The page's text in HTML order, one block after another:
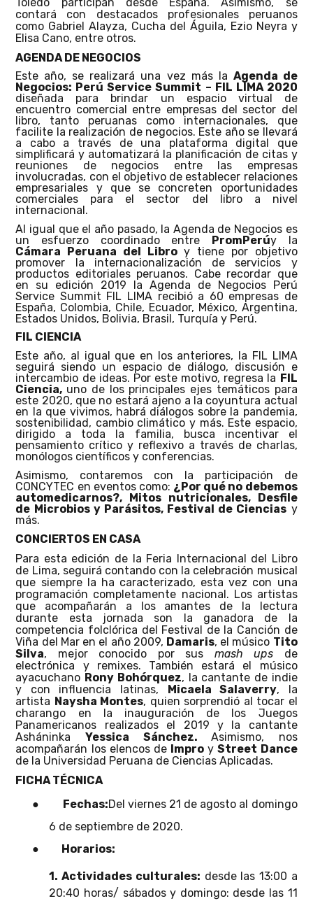
contará con destacados profesionales peruanos
como Gabriel Alayza, Cucha del Águila, Ezio Neyra y
Elisa Cano, entre otros.
AGENDA DE NEGOCIOS
Este año, se realizará una vez más la Agenda de
Negocios: Perú Service Summit – FIL LIMA 2020
diseñada para brindar un espacio virtual de
encuentro comercial entre empresas del sector del
libro, tanto peruanas como internacionales, que
facilite la realización de negocios. Este año se llevará
a cabo a través de una plataforma digital que
simplificará y automatizará la planificación de citas y
reuniones de negocios entre las empresas
involucradas, con el objetivo de establecer relaciones
empresariales y que se concreten oportunidades
comerciales para el sector del libro a nivel
internacional.
Al igual que el año pasado, la Agenda de Negocios es
un esfuerzo coordinado entre PromPerúy la
Cámara Peruana del Libroy tiene por objetivo
promover la internacionalización de servicios y
productos editoriales peruanos. Cabe recordar que
en su edición 2019 la Agenda de Negocios Perú
Service Summit FIL LIMA recibió a 60 empresas de
España, Colombia, Chile, Ecuador, México, Argentina,
Estados Unidos, Bolivia, Brasil, Turquía y Perú.
FIL CIENCIA
Este año, al igual que en los anteriores, la FIL LIMA
seguirá siendo un espacio de diálogo, discusión e
intercambio de ideas. Por este motivo, regresa la FIL
Ciencia, uno de los principales ejes temáticos para
este 2020, que no estará ajeno a la coyuntura actual
en la que vivimos, habrá diálogos sobre la pandemia,
sostenibilidad, cambio climático y más. Este espacio,
dirigido a toda la familia, busca incentivar el
pensamiento crítico y reflexivo a través de charlas,
monólogos científicos y conferencias.
Asimismo, contaremos con la participación de
CONCYTEC en eventos como: ¿Por qué no debemos
automedicarnos?, Mitos nutricionales, Desfile
de Microbios y Parásitos, Festival de Ciencias y
más.
CONCIERTOS EN CASA
Para esta edición de la Feria Internacional del Libro
de Lima, seguirá contando con la celebración musical
que siempre la ha caracterizado, esta vez con una
programación completamente nacional. Los artistas
que acompañarán a los amantes de la lectura
durante esta jornada son la ganadora de la
competencia folclórica del Festival de la Canción de
Viña del Mar en el año 2009, Damaris, el músico Tito
Silva, mejor conocido por sus mash ups de
electrónica y remixes. También estará el músico
ayacuchano Rony Bohórquez, la cantante de indie
y con influencia latinas, Micaela Salaverry, la
artista Naysha Montes, quien sorprendió al tocar el
charango en la inauguración de los Juegos
Panamericanos realizados el 2019 y la cantante
Asháninka Yessica Sánchez.Asimismo, nos
acompañarán los elencos de Impro yStreet Dance
de la Universidad Peruana de Ciencias Aplicadas.
FICHA TÉCNICA
●
Fechas:Del viernes 21 de agosto al domingo
6 de septiembre de 2020.
●
Horarios:
1. Actividades culturales: desde las 13:00 a
20:40 horas/ sábados y domingo: desde las 11